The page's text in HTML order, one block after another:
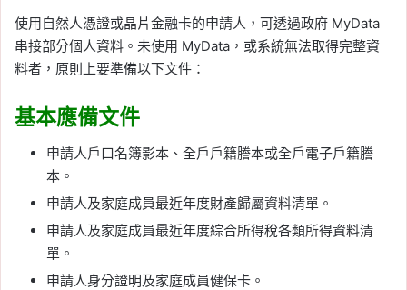
使用自然人憑證或晶片金融卡的申請人，可透過政府 MyData
串接部分個人資料。未使用 MyData，或系統無法取得完整資
料者，原則上要準備以下文件：
基本應備文件
申請人戶口名簿影本、全戶戶籍謄本或全戶電子戶籍謄
本。
申請人及家庭成員最近年度財產歸屬資料清單。
申請人及家庭成員最近年度綜合所得稅各類所得資料清
單。
申請人身分證明及家庭成員健保卡。